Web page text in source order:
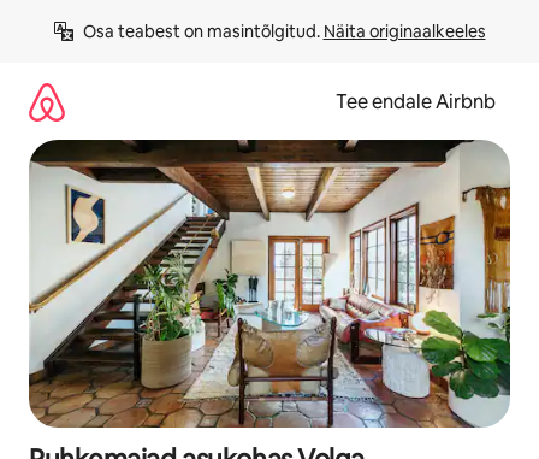
Osa teabest on masintõlgitud. Näita originaalkeeles
Tee endale Airbnb